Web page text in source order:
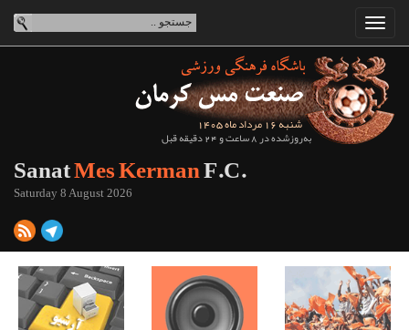
شنبه 16 مرداد ماه 1405
به‌روزشده در 8 ساعت و 24 دقیقه قبل
SanatMes KermanF.C.
Saturday 8 August 2026